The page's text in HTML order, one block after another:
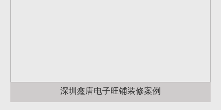
深圳鑫唐电子旺铺装修案例